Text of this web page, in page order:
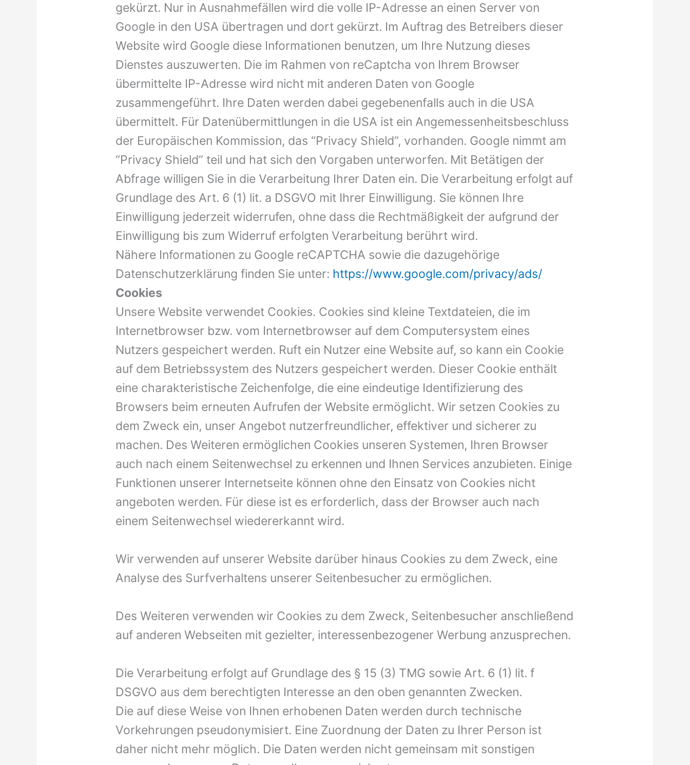
gekürzt. Nur in Ausnahmefällen wird die volle IP-Adresse an einen Server von
Google in den USA übertragen und dort gekürzt. Im Auftrag des Betreibers dieser
Website wird Google diese Informationen benutzen, um Ihre Nutzung dieses
Dienstes auszuwerten. Die im Rahmen von reCaptcha von Ihrem Browser
übermittelte IP-Adresse wird nicht mit anderen Daten von Google
zusammengeführt. Ihre Daten werden dabei gegebenenfalls auch in die USA
übermittelt. Für Datenübermittlungen in die USA ist ein Angemessenheitsbeschluss
der Europäischen Kommission, das “Privacy Shield”, vorhanden. Google nimmt am
“Privacy Shield” teil und hat sich den Vorgaben unterworfen. Mit Betätigen der
Abfrage willigen Sie in die Verarbeitung Ihrer Daten ein. Die Verarbeitung erfolgt auf
Grundlage des Art. 6 (1) lit. a DSGVO mit Ihrer Einwilligung. Sie können Ihre
Einwilligung jederzeit widerrufen, ohne dass die Rechtmäßigkeit der aufgrund der
Einwilligung bis zum Widerruf erfolgten Verarbeitung berührt wird.
Nähere Informationen zu Google reCAPTCHA sowie die dazugehörige
Datenschutzerklärung finden Sie unter: https://www.google.com/privacy/ads/
Cookies
Unsere Website verwendet Cookies. Cookies sind kleine Textdateien, die im
Internetbrowser bzw. vom Internetbrowser auf dem Computersystem eines
Nutzers gespeichert werden. Ruft ein Nutzer eine Website auf, so kann ein Cookie
auf dem Betriebssystem des Nutzers gespeichert werden. Dieser Cookie enthält
eine charakteristische Zeichenfolge, die eine eindeutige Identifizierung des
Browsers beim erneuten Aufrufen der Website ermöglicht. Wir setzen Cookies zu
dem Zweck ein, unser Angebot nutzerfreundlicher, effektiver und sicherer zu
machen. Des Weiteren ermöglichen Cookies unseren Systemen, Ihren Browser
auch nach einem Seitenwechsel zu erkennen und Ihnen Services anzubieten. Einige
Funktionen unserer Internetseite können ohne den Einsatz von Cookies nicht
angeboten werden. Für diese ist es erforderlich, dass der Browser auch nach
einem Seitenwechsel wiedererkannt wird.
Wir verwenden auf unserer Website darüber hinaus Cookies zu dem Zweck, eine
Analyse des Surfverhaltens unserer Seitenbesucher zu ermöglichen.
Des Weiteren verwenden wir Cookies zu dem Zweck, Seitenbesucher anschließend
auf anderen Webseiten mit gezielter, interessenbezogener Werbung anzusprechen.
Die Verarbeitung erfolgt auf Grundlage des § 15 (3) TMG sowie Art. 6 (1) lit. f
DSGVO aus dem berechtigten Interesse an den oben genannten Zwecken.
Die auf diese Weise von Ihnen erhobenen Daten werden durch technische
Vorkehrungen pseudonymisiert. Eine Zuordnung der Daten zu Ihrer Person ist
daher nicht mehr möglich. Die Daten werden nicht gemeinsam mit sonstigen